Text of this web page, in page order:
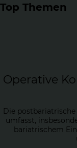
Top Themen
Ope­ra­ti­ve
Die
umfasst,
bariatrischem